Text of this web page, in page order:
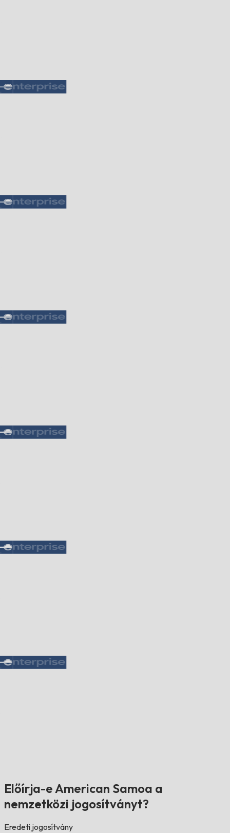
Előírja-e American Samoa a
nemzetközi jogosítványt?
Eredeti jogosítvány